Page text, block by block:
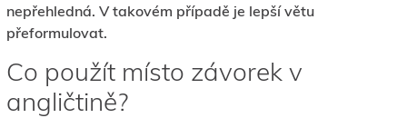
nepřehledná. V takovém případě je lepší větu
přeformulovat.
Co použít místo závorek v
angličtině?